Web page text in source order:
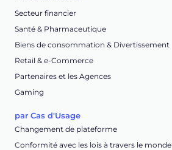
Secteur financier
Santé & Pharmaceutique
Biens de consommation & Divertissement
Retail & e-Commerce
Partenaires et les Agences
Gaming
par Cas d'Usage
Changement de plateforme
Conformité avec les lois à travers le monde